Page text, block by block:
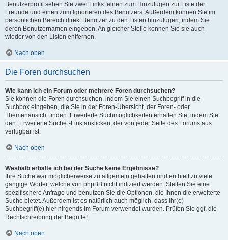
Benutzerprofil sehen Sie zwei Links: einen zum Hinzufügen zur Liste der
Freunde und einen zum Ignorieren des Benutzers. Außerdem können Sie im
persönlichen Bereich direkt Benutzer zu den Listen hinzufügen, indem Sie
deren Benutzernamen eingeben. An gleicher Stelle können Sie sie auch
wieder von den Listen entfernen.
Nach oben
Die Foren durchsuchen
Wie kann ich ein Forum oder mehrere Foren durchsuchen?
Sie können die Foren durchsuchen, indem Sie einen Suchbegriff in die
Suchbox eingeben, die Sie in der Foren-Übersicht, der Foren- oder
Themenansicht finden. Erweiterte Suchmöglichkeiten erhalten Sie, indem Sie
den „Erweiterte Suche“-Link anklicken, der von jeder Seite des Forums aus
verfügbar ist.
Nach oben
Weshalb erhalte ich bei der Suche keine Ergebnisse?
Ihre Suche war möglicherweise zu allgemein gehalten und enthielt zu viele
gängige Wörter, welche von phpBB nicht indiziert werden. Stellen Sie eine
spezifischere Anfrage und benutzen Sie die Optionen, die Ihnen die erweiterte
Suche bietet. Außerdem ist es natürlich auch möglich, dass Ihr(e)
Suchbegriff(e) hier nirgends im Forum verwendet wurden. Prüfen Sie ggf. die
Rechtschreibung der Begriffe!
Nach oben